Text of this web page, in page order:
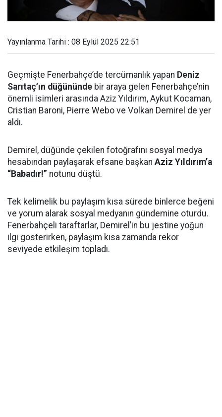
Yayınlanma Tarihi : 08 Eylül 2025 22:51
Geçmişte Fenerbahçe’de tercümanlık yapan Deniz
Sarıtaç’ın düğününde bir araya gelen Fenerbahçe’nin
önemli isimleri arasında Aziz Yıldırım, Aykut Kocaman,
Cristian Baroni, Pierre Webo ve Volkan Demirel de yer
aldı.
Demirel, düğünde çekilen fotoğrafını sosyal medya
hesabından paylaşarak efsane başkan Aziz Yıldırım’a
“Babadır!” notunu düştü.
Tek kelimelik bu paylaşım kısa sürede binlerce beğeni
ve yorum alarak sosyal medyanın gündemine oturdu.
Fenerbahçeli taraftarlar, Demirel’in bu jestine yoğun
ilgi gösterirken, paylaşım kısa zamanda rekor
seviyede etkileşim topladı.